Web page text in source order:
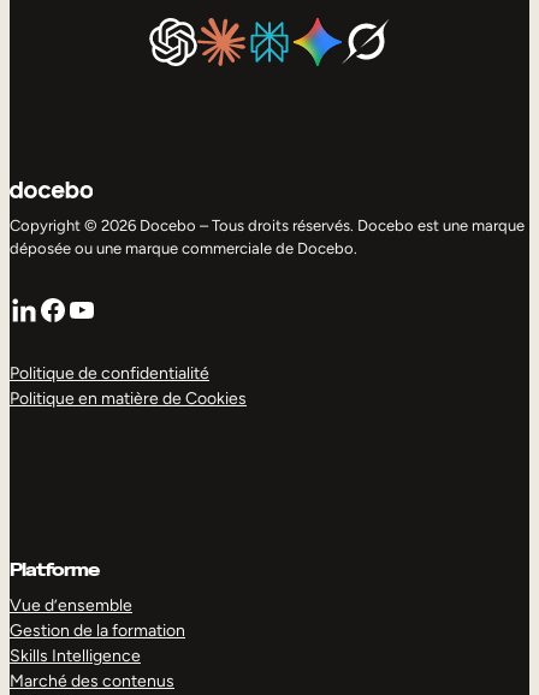
Copyright © 2026 Docebo – Tous droits réservés. Docebo est une marque
déposée ou une marque commerciale de Docebo.
LinkedIn
Facebook
YouTube
Politique de confidentialité
Politique en matière de Cookies
Platforme
Vue d’ensemble
Gestion de la formation
Skills Intelligence
Marché des contenus